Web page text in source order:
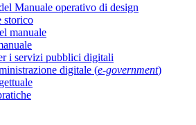
Manuale operativo di design
storico
manuale
i servizi pubblici digitali
digitale (e-government)